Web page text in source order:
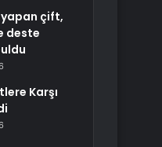
çift,
deste
Karşı